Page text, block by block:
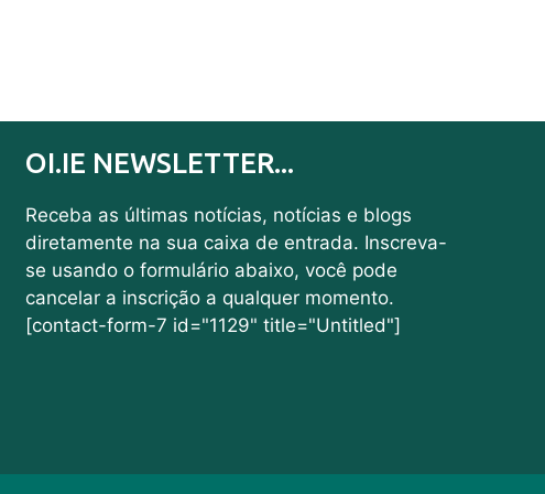
OI.IE NEWSLETTER...
Receba as últimas notícias, notícias e blogs
diretamente na sua caixa de entrada. Inscreva-
se usando o formulário abaixo, você pode
cancelar a inscrição a qualquer momento.
[contact-form-7 id="1129" title="Untitled"]